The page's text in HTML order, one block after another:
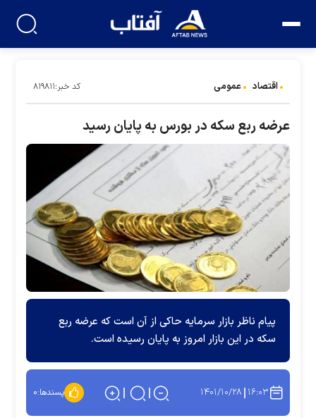
اقتصاد عمومی کد خبر:۸۱۹۸۱۱
عرضه ربع سکه در بورس به پایان رسید
پیام ناظر بازار سرمایه حاکی از آن است که عرضه ربع
سکه در این بازار امروز به پایان رسیده است.
۱۶:۰۳ ۱۴۰۱/۱۰/۲۸ پسندها:۰